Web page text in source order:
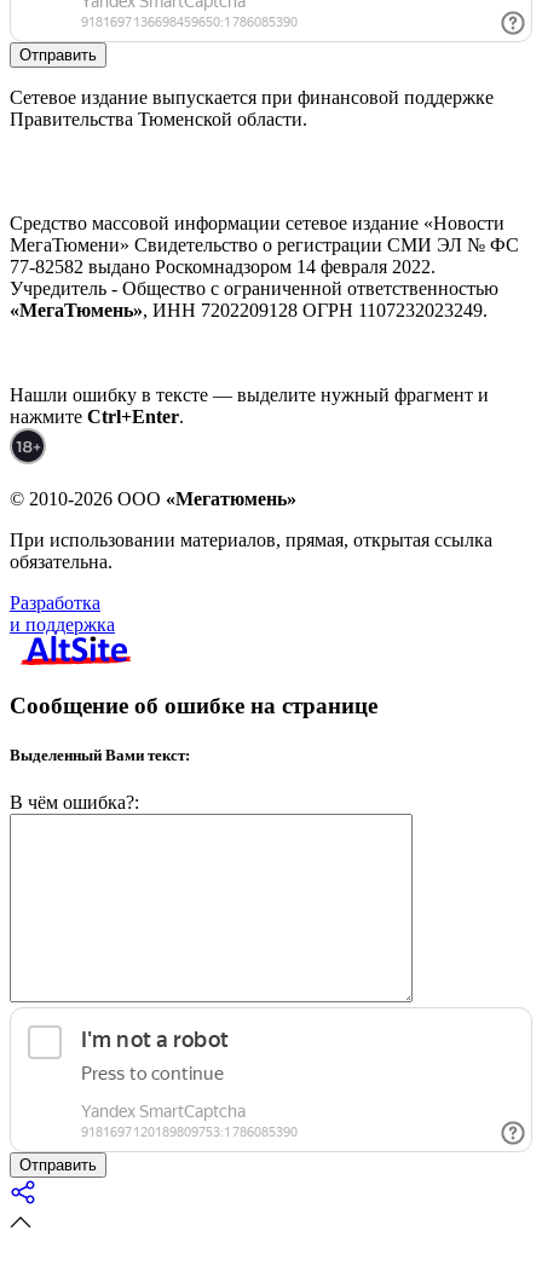
Отправить
Сетевое издание выпускается при финансовой поддержке
Правительства Тюменской области.
Средство массовой информации сетевое издание «Новости
МегаТюмени» Свидетельство о регистрации СМИ ЭЛ № ФС
77-82582 выдано Роскомнадзором 14 февраля 2022.
Учредитель - Общество с ограниченной ответственностью
«МегаТюмень», ИНН 7202209128 ОГРН 1107232023249.
Нашли ошибку в тексте — выделите нужный фрагмент и
нажмите Ctrl+Enter.
© 2010-2026 ООО «Мегатюмень»
При использовании материалов, прямая, открытая ссылка
обязательна.
Разработка
и поддержка
Сообщение об ошибке на странице
Выделенный Вами текст:
В чём ошибка?:
Отправить